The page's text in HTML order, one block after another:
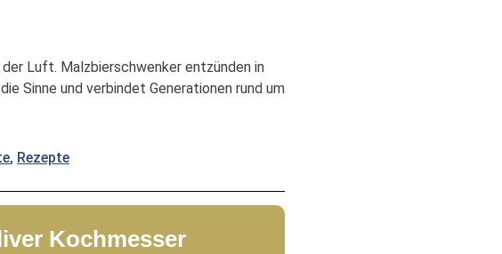
Luft. Malzbierschwenker entzünden in
Sinne und verbindet Generationen rund um
, Rezepte
Kochmesser